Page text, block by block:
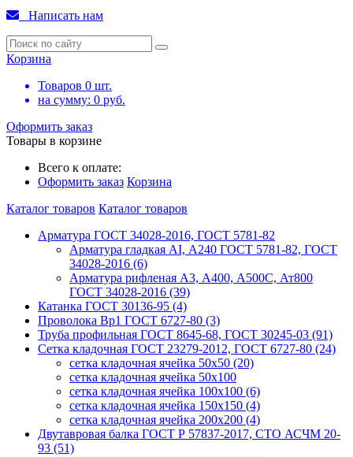
Написать нам
Корзина
Товаров 0 шт.
на сумму: 0 руб.
Оформить заказ
Товары в корзине
Всего к оплате:
Оформить заказ Корзина
Каталог товаров Каталог товаров
Арматура ГОСТ 34028-2016, ГОСТ 5781-82
Арматура гладкая AI, А240 ГОСТ 5781-82, ГОСТ
34028-2016 (6)
Арматура рифленая A3, А400, А500С, Ат800
ГОСТ 34028-2016 (39)
Катанка ГОСТ 30136-95 (4)
Проволока Вр1 ГОСТ 6727-80 (3)
Труба профильная ГОСТ 8645-68, ГОСТ 30245-03 (91)
Сетка кладочная ГОСТ 23279-2012, ГОСТ 6727-80 (24)
сетка кладочная ячейка 50x50 (20)
сетка кладочная ячейка 50x100
сетка кладочная ячейка 100x100 (6)
сетка кладочная ячейка 150x150 (4)
сетка кладочная ячейка 200x200 (4)
Двутавровая балка ГОСТ Р 57837-2017, СТО АСЧМ 20-
93 (51)